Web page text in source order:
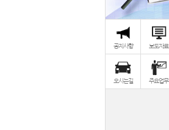
공지사항 보도자료
오시는길 주요업무